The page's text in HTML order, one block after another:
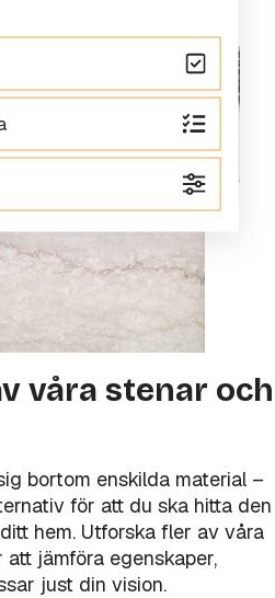
våra stenar och
bortom enskilda material –
för att du ska hitta den
hem. Utforska fler av våra
jämföra egenskaper,
just din vision.